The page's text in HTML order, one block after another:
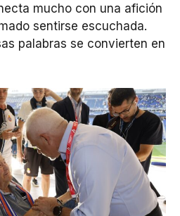
mucho con una afición
sentirse escuchada.
palabras se convierten en